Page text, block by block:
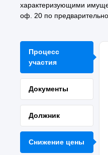
характеризующими
оф. 20 по
Процесс
участия
Документы
Должник
Снижение цены